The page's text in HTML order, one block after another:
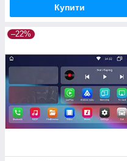
Купити
–22%